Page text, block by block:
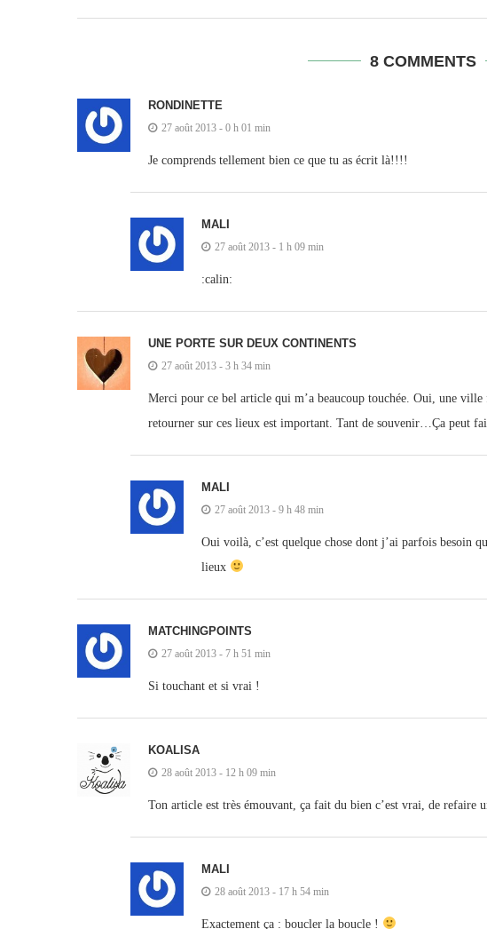
8 COMMENTS
RONDINETTE
27 août 2013 - 0 h 01 min
Je comprends tellement bien ce que tu as écrit là!!!!
MALI
27 août 2013 - 1 h 09 min
:calin:
UNE PORTE SUR DEUX CONTINENTS
27 août 2013 - 3 h 34 min
Merci pour ce bel article qui m’a beaucoup touchée. Oui, une
retourner sur ces lieux est important. Tant de souvenir…Ça peut
MALI
27 août 2013 - 9 h 48 min
Oui voilà, c’est quelque chose dont j’ai parfois besoin
lieux
MATCHINGPOINTS
27 août 2013 - 7 h 51 min
Si touchant et si vrai !
KOALISA
28 août 2013 - 12 h 09 min
Ton article est très émouvant, ça fait du bien c’est vrai, de refaire
MALI
28 août 2013 - 17 h 54 min
Exactement ça : boucler la boucle !